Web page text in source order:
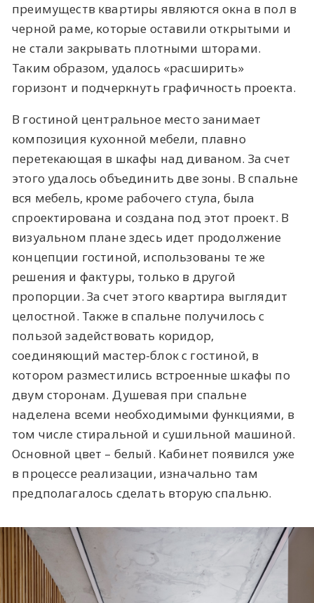
преимуществ квартиры являются окна в пол в
черной раме, которые оставили открытыми и
не стали закрывать плотными шторами.
Таким образом, удалось «расширить»
горизонт и подчеркнуть графичность проекта.
В гостиной центральное место занимает
композиция кухонной мебели, плавно
перетекающая в шкафы над диваном. За счет
этого удалось объединить две зоны. В спальне
вся мебель, кроме рабочего стула, была
спроектирована и создана под этот проект. В
визуальном плане здесь идет продолжение
концепции гостиной, использованы те же
решения и фактуры, только в другой
пропорции. За счет этого квартира выглядит
целостной. Также в спальне получилось с
пользой задействовать коридор,
соединяющий мастер-блок с гостиной, в
котором разместились встроенные шкафы по
двум сторонам. Душевая при спальне
наделена всеми необходимыми функциями, в
том числе стиральной и сушильной машиной.
Основной цвет – белый. Кабинет появился уже
в процессе реализации, изначально там
предполагалось сделать вторую спальню.